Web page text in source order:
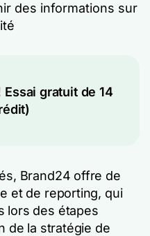
des informations sur
gratuit de 14
Brand24 offre de
et de reporting, qui
lors des étapes
de la stratégie de